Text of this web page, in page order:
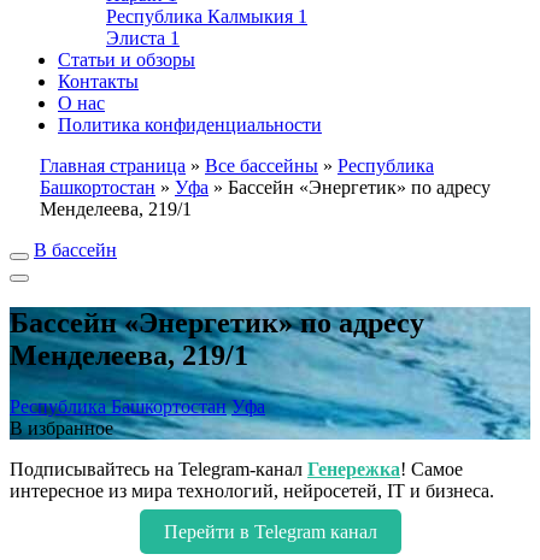
Республика Калмыкия 1
Элиста 1
Статьи и обзоры
Контакты
О нас
Политика конфиденциальности
Главная страница » Все бассейны » Республика
Башкортостан » Уфа » Бассейн «Энергетик» по адресу
Менделеева, 219/1
В бассейн
Бассейн «Энергетик» по адресу
Менделеева, 219/1
Республика Башкортостан Уфа
В избранное
Подписывайтесь на Telegram-канал Генережка! Самое
интересное из мира технологий, нейросетей, IT и бизнеса.
Перейти в Telegram канал